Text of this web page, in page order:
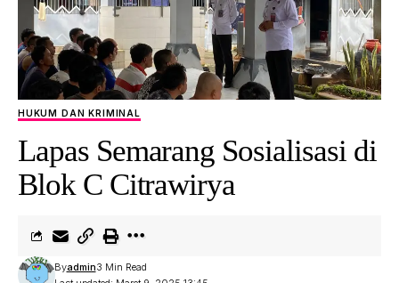
HUKUM DAN KRIMINAL
Lapas Semarang Sosialisasi di
Blok C Citrawirya
Byadmin3 Min Read